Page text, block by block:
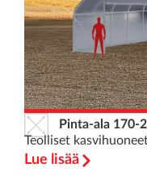
Pinta-ala 170-
Teolliset
Lue lisää